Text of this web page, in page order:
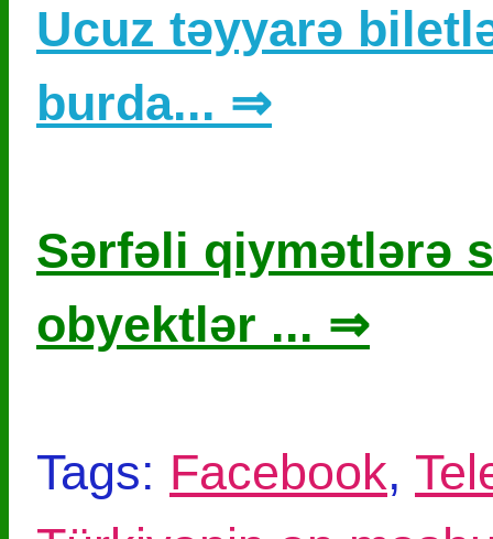
Ucuz təyyarə
burda... ⇒
Sərfəli qiymətlərə
obyektlər ... ⇒
Tags: Facebook,